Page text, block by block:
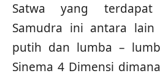
Satwa yang
Samudra ini antara
putih dan lumba –
Sinema 4 Dimensi